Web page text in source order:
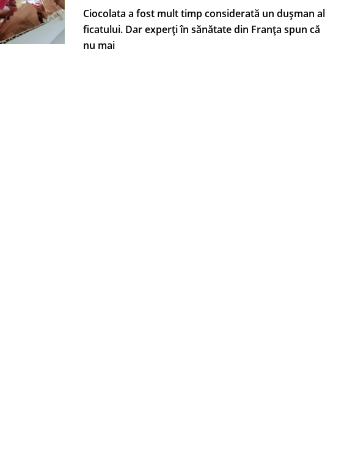
Ciocolata a fost mult timp considerată un dușman al
ficatului. Dar experți în sănătate din Franța spun că
nu mai